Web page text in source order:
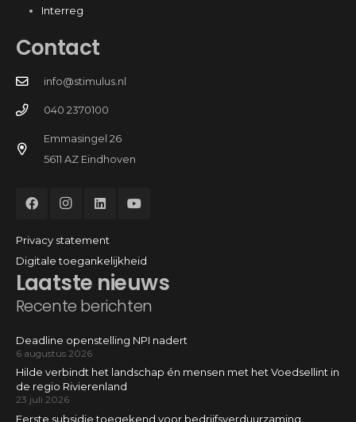
Interreg
Laatste nieuws
Recente berichten
Deadline openstelling NPI nadert
6 augustus 2026
Hilde verbindt het landschap én mensen met het Voedsellint in
de regio Rivierenland
23 juli 2026
Eerste subsidie toegekend voor bedrijfsverduurzaming
Contact
info@stimulus.nl
040 2370100
Emmasingel 26
5611 AZ Eindhoven
Privacy statement
Digitale toegankelijkheid